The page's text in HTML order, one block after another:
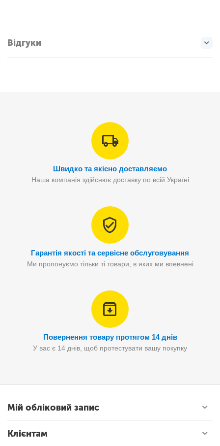
Відгуки
Швидко та якісно доставляємо
Наша компанія здійснює доставку по всій Україні
Гарантія якості та сервісне обслуговування
Ми пропонуємо тільки ті товари, в яких ми впевнені
Повернення товару протягом 14 днів
У вас є 14 днів, щоб протестувати вашу покупку
Мій обліковий запис
Клієнтам